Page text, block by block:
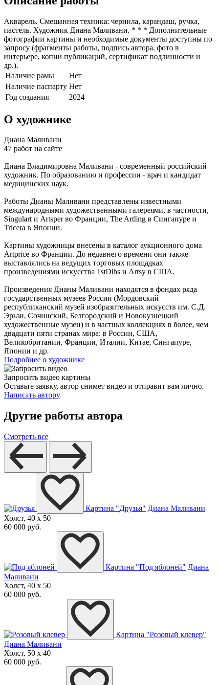
Акварель. Смешанная техника: чернила, карандаш, ручка,
пастель. Художник Диана Маливани. * * * Дополнительные
фотографии картины и необходимые документы доступны по
запросу (фрагменты работы, подпись автора, фото в
интерьере, копии публикаций, сертификат подлинности и
др.).
Наличие рамы
Нет
Наличие паспарту Нет
Год создания
2024
О художнике
Диана Маливани
47 работ на сайте
Диана Владимировна Маливани - современный российский
художник. По образованию и профессии - врач и кандидат
медицинских наук.
Работы Дианы Маливани представлены известными
международными художественными галереями, в частности,
Singulart и Artsper во Франции, The Artling в Сингапуре и
Tricera в Японии.
Картины художницы внесены в каталог аукционного дома
Artprice во Франции. До недавнего времени они также
выставлялись на ведущих торговых площадках
произведениями искусства 1stDibs и Artsy в США.
Произведения Дианы Маливани находятся в фондах ряда
государственных музеев России (Мордовский
республиканский музей изобразительных искусств им. С.Д.
Эрьзи, Сочинский, Белгородский и Новокузнецкий
художественные музеи) и в частных коллекциях в более, чем
двадцати пяти странах мира: в России, США,
Великобритании, Франции, Италии, Китае, Сингапуре,
Японии и др.
Подробнее о художнике
Запросить видео картины
Оставьте заявку, автор снимет видео и отправит вам лично.
Написать автору
Другие работы автора
Смотреть все
Картина "Друзья" Диана Маливани
Холст, 40 x 50
60 000 руб.
Картина "Под яблоней" Диана
Маливани
Холст, 40 x 50
60 000 руб.
Картина "Розовый клевер"
Диана Маливани
Холст, 50 x 40
60 000 руб.